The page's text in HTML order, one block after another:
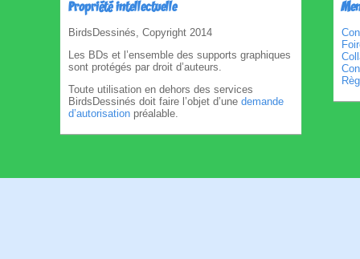
Propriété intellectuelle
BirdsDessinés, Copyright 2014
Les BDs et l’ensemble des supports graphiques
sont protégés par droit d’auteurs.
Toute utilisation en dehors des services
BirdsDessinés doit faire l’objet d’une demande
d’autorisation préalable.